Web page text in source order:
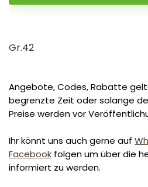
Gr.42
Angebote, Codes, Rabatte
begrenzte Zeit oder solange
Preise werden vor
Ihr könnt uns auch gerne auf
Facebook folgen um über die
informiert zu werden.